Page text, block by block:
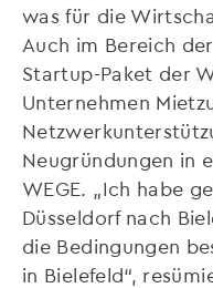
was für die
Auch im Bereich
Startup-Paket der
Unternehmen
Neugründungen in
WEGE. „Ich habe
Düsseldorf nach
die Bedingungen
in Bielefeld“,